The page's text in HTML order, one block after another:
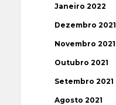
Janeiro 2022
Dezembro 2021
Novembro 2021
Outubro 2021
Setembro 2021
Agosto 2021